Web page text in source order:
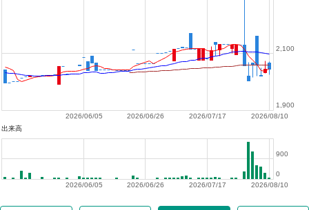
2026/08/10
2026/07/17
2026/06/26
2026/06/05
1,900
2,100
出来高
2026/08/10
2026/07/17
2026/06/26
2026/06/05
0
900